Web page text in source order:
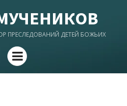
ПРЕСЛЕДОВАНИЙ ДЕТЕЙ БОЖЬИХ
Menu